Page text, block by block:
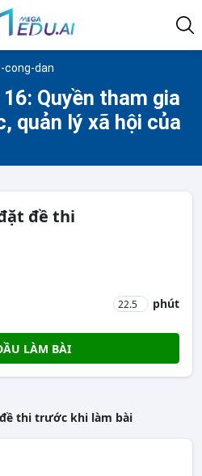
cong-dan
Quyền tham gia
quản lý xã hội của
đề thi
phút
LÀM BÀI
thi trước khi làm bài